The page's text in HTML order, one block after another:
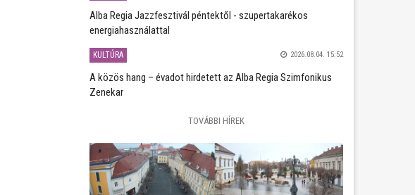
Alba Regia Jazzfesztivál péntektől - szupertakarékos
energiahasználattal
KULTÚRA 2026.08.04. 15:52
A közös hang – évadot hirdetett az Alba Regia Szimfonikus
Zenekar
TOVÁBBI HÍREK